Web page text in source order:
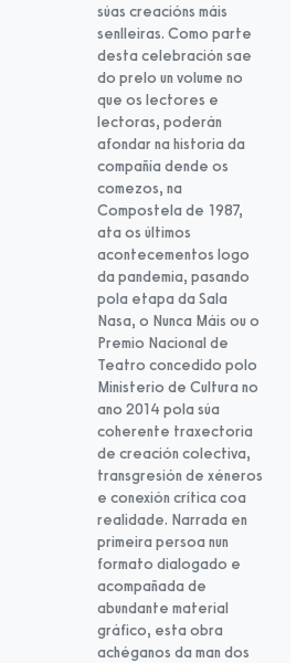
súas creacións máis
senlleiras. Como parte
desta celebración sae
do prelo un volume no
que os lectores e
lectoras, poderán
afondar na historia da
compañía dende os
comezos, na
Compostela de 1987,
ata os últimos
acontecementos logo
da pandemia, pasando
pola etapa da Sala
Nasa, o Nunca Máis ou o
Premio Nacional de
Teatro concedido polo
Ministerio de Cultura no
ano 2014 pola súa
coherente traxectoria
de creación colectiva,
transgresión de xéneros
e conexión crítica coa
realidade. Narrada en
primeira persoa nun
formato dialogado e
acompañada de
abundante material
gráfico, esta obra
achéganos da man dos